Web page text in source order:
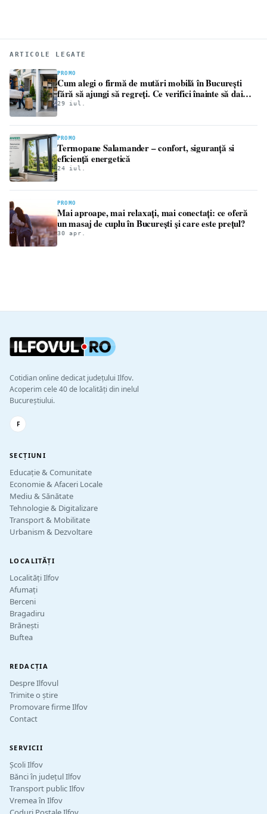
ARTICOLE LEGATE
PROMO
Cum alegi o firmă de mutări mobilă în București
fără să ajungi să regreți. Ce verifici înainte să dai
avansul
29 iul.
PROMO
Termopane Salamander – confort, siguranță si
eficiență energetică
24 iul.
PROMO
Mai aproape, mai relaxați, mai conectați: ce oferă
un masaj de cuplu în București și care este prețul?
30 apr.
Cotidian online dedicat județului Ilfov.
Acoperim cele 40 de localități din inelul
Bucureștiului.
F
SECȚIUNI
Educație & Comunitate
Economie & Afaceri Locale
Mediu & Sănătate
Tehnologie & Digitalizare
Transport & Mobilitate
Urbanism & Dezvoltare
LOCALITĂȚI
Localități Ilfov
Afumați
Berceni
Bragadiru
Brănești
Buftea
REDACȚIA
Despre Ilfovul
Trimite o știre
Promovare firme Ilfov
Contact
SERVICII
Școli Ilfov
Bănci în județul Ilfov
Transport public Ilfov
Vremea în Ilfov